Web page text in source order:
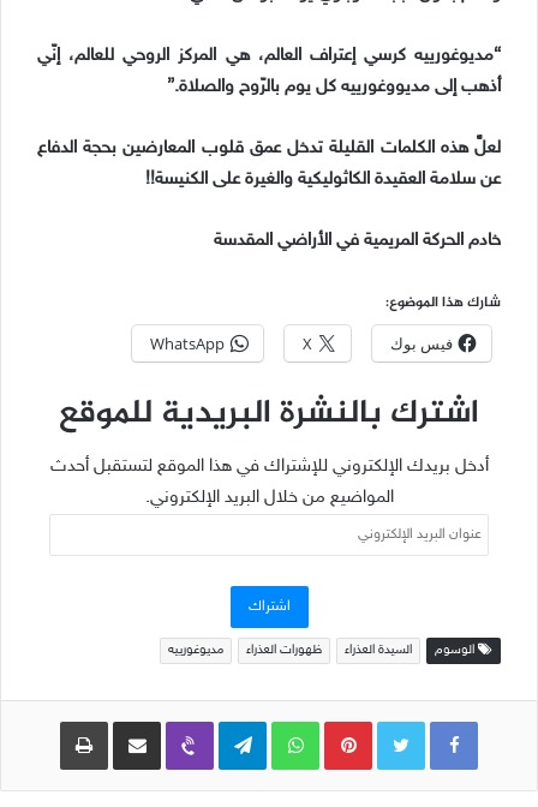
“مديوغورييه كرسي إعتراف العالم، هي المركز الروحي للعالم، إنّي
أذهب إلى مديووغورييه كل يوم بالرّوح والصلاة.”
لعلَّ هذه الكلمات القليلة تدخل عمق قلوب المعارضين بحجة الدفاع
عن سلامة العقيدة الكاثوليكية والغيرة على الكنيسة!!
خادم الحركة المريمية في الأراضي المقدسة
شارك هذا الموضوع:
فيس بوك X
WhatsApp
اشترك بالنشرة البريدية للموقع
أدخل بريدك الإلكتروني للإشتراك في هذا الموقع لتستقبل أحدث
المواضيع من خلال البريد الإلكتروني.
عنوان
البريد
اشتراك
الوسوم السيدة العذراء ظهورات العذراء مديوغورييه
Pinterest
WhatsApp
Telegram
Viber مشاركة عبر البريد طباعة